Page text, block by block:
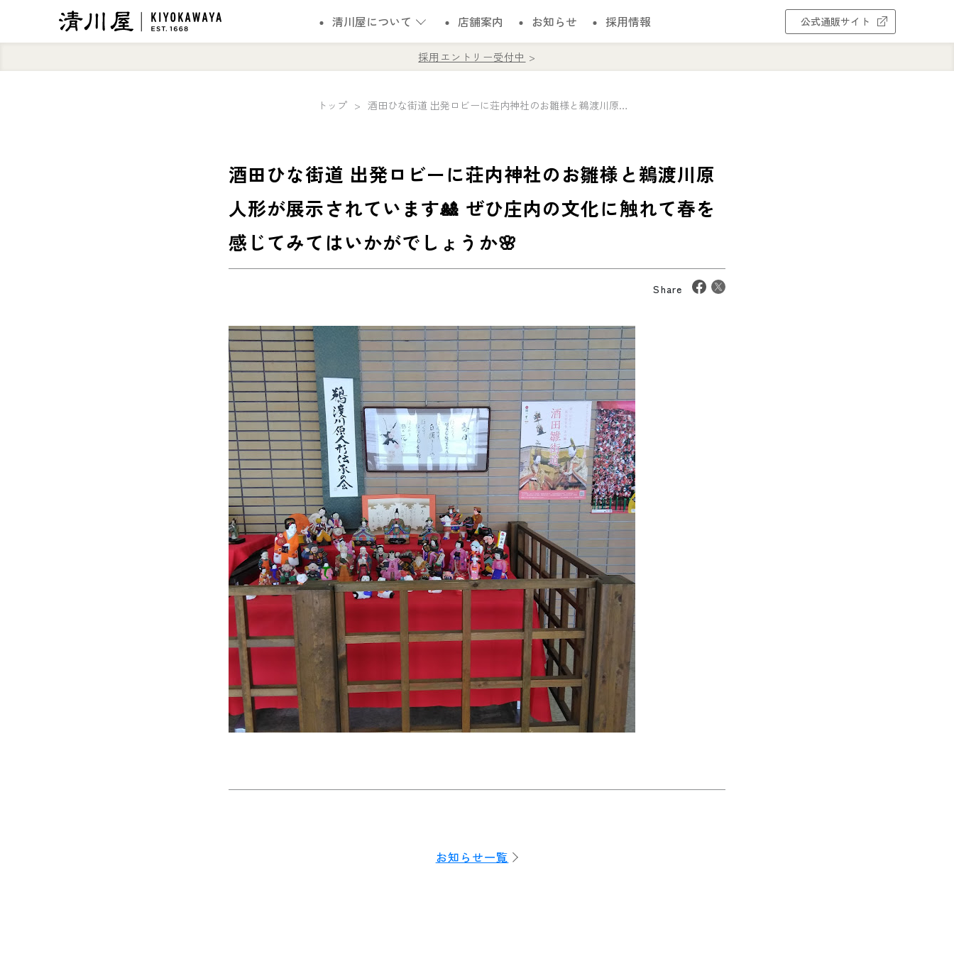
清川屋について 店舗案内 お知らせ 採用情報 公式通販サイト
採用エントリー受付中
トップ 酒田ひな街道 出発ロビーに荘内神社のお雛様と鵜渡川原人形が展示されています🎎 ぜひ庄内の文化に触れて春を感じてみてはいかがでしょうか🌸
酒田ひな街道 出発ロビーに荘内神社のお雛様と鵜渡川原
人形が展示されています🎎 ぜひ庄内の文化に触れて春を
感じてみてはいかがでしょうか🌸
Share
お知らせ一覧